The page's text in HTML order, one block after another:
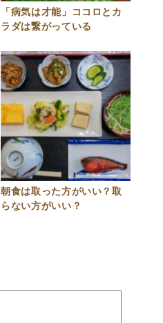
「病気は才能」ココロとカ
ラダは繋がっている
朝食は取った方がいい？取
らない方がいい？